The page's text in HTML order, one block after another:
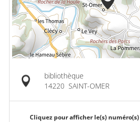
bibliothèque
14220 SAINT-OMER
Cliquez pour afficher le(s) numéro(s)